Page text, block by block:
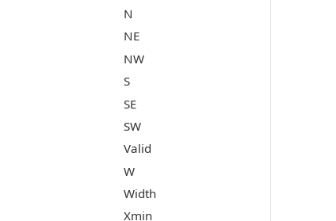
N
NE
NW
S
SE
SW
Valid
W
Width
Xmin